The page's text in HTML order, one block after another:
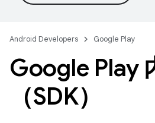
Android Developers Google Play
Google Play
（SDK）